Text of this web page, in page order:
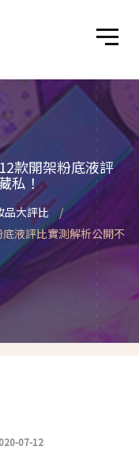
款開架粉底液評
私！
品大評比
液評比實測解析公開不
07-12